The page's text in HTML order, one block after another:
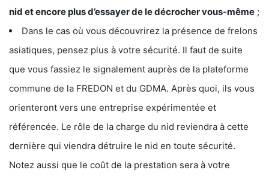
nid et encore plus d’essayer de le décrocher vous-même ;
Dans le cas où vous découvrirez la présence de frelons
asiatiques, pensez plus à votre sécurité. Il faut de suite
que vous fassiez le signalement auprès de la plateforme
commune de la FREDON et du GDMA. Après quoi, ils vous
orienteront vers une entreprise expérimentée et
référencée. Le rôle de la charge du nid reviendra à cette
dernière qui viendra détruire le nid en toute sécurité.
Notez aussi que le coût de la prestation sera à votre